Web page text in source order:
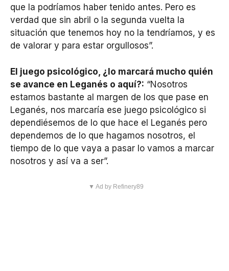
que la podríamos haber tenido antes. Pero es
verdad que sin abril o la segunda vuelta la
situación que tenemos hoy no la tendríamos, y es
de valorar y para estar orgullosos”.
El juego psicológico, ¿lo marcará mucho quién
se avance en Leganés o aquí?: “Nosotros
estamos bastante al margen de los que pase en
Leganés, nos marcaría ese juego psicológico si
dependiésemos de lo que hace el Leganés pero
dependemos de lo que hagamos nosotros, el
tiempo de lo que vaya a pasar lo vamos a marcar
nosotros y así va a ser”.
▼ Ad by Refinery89